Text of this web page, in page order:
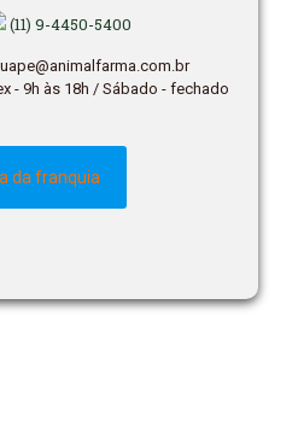
(11) 9-4450-5400
- 9h às 18h / Sábado - fechado
da franquia